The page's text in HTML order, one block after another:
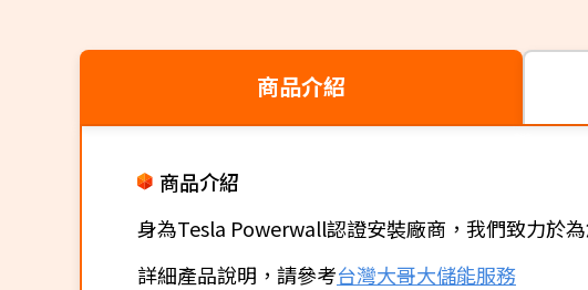
商品介紹
商品介紹
身為Tesla Powerwall認證安裝廠商，我們致力於
詳細產品說明，請參考台灣大哥大儲能服務